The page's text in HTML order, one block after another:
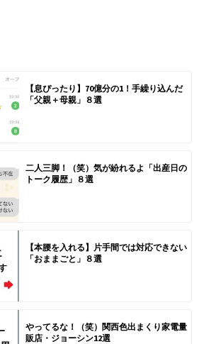
【息ぴったり】70億分の1！手繰り込んだ
「父親＋母親」８選
二人三脚！（笑）気が紛れるよ「出産日の
トーク履歴」８選
【本腰を入れる】片手間では対応できない
「おままごと」８選
やってるな！（笑）関西色出まくり家電量
販店・ジョーシン12選